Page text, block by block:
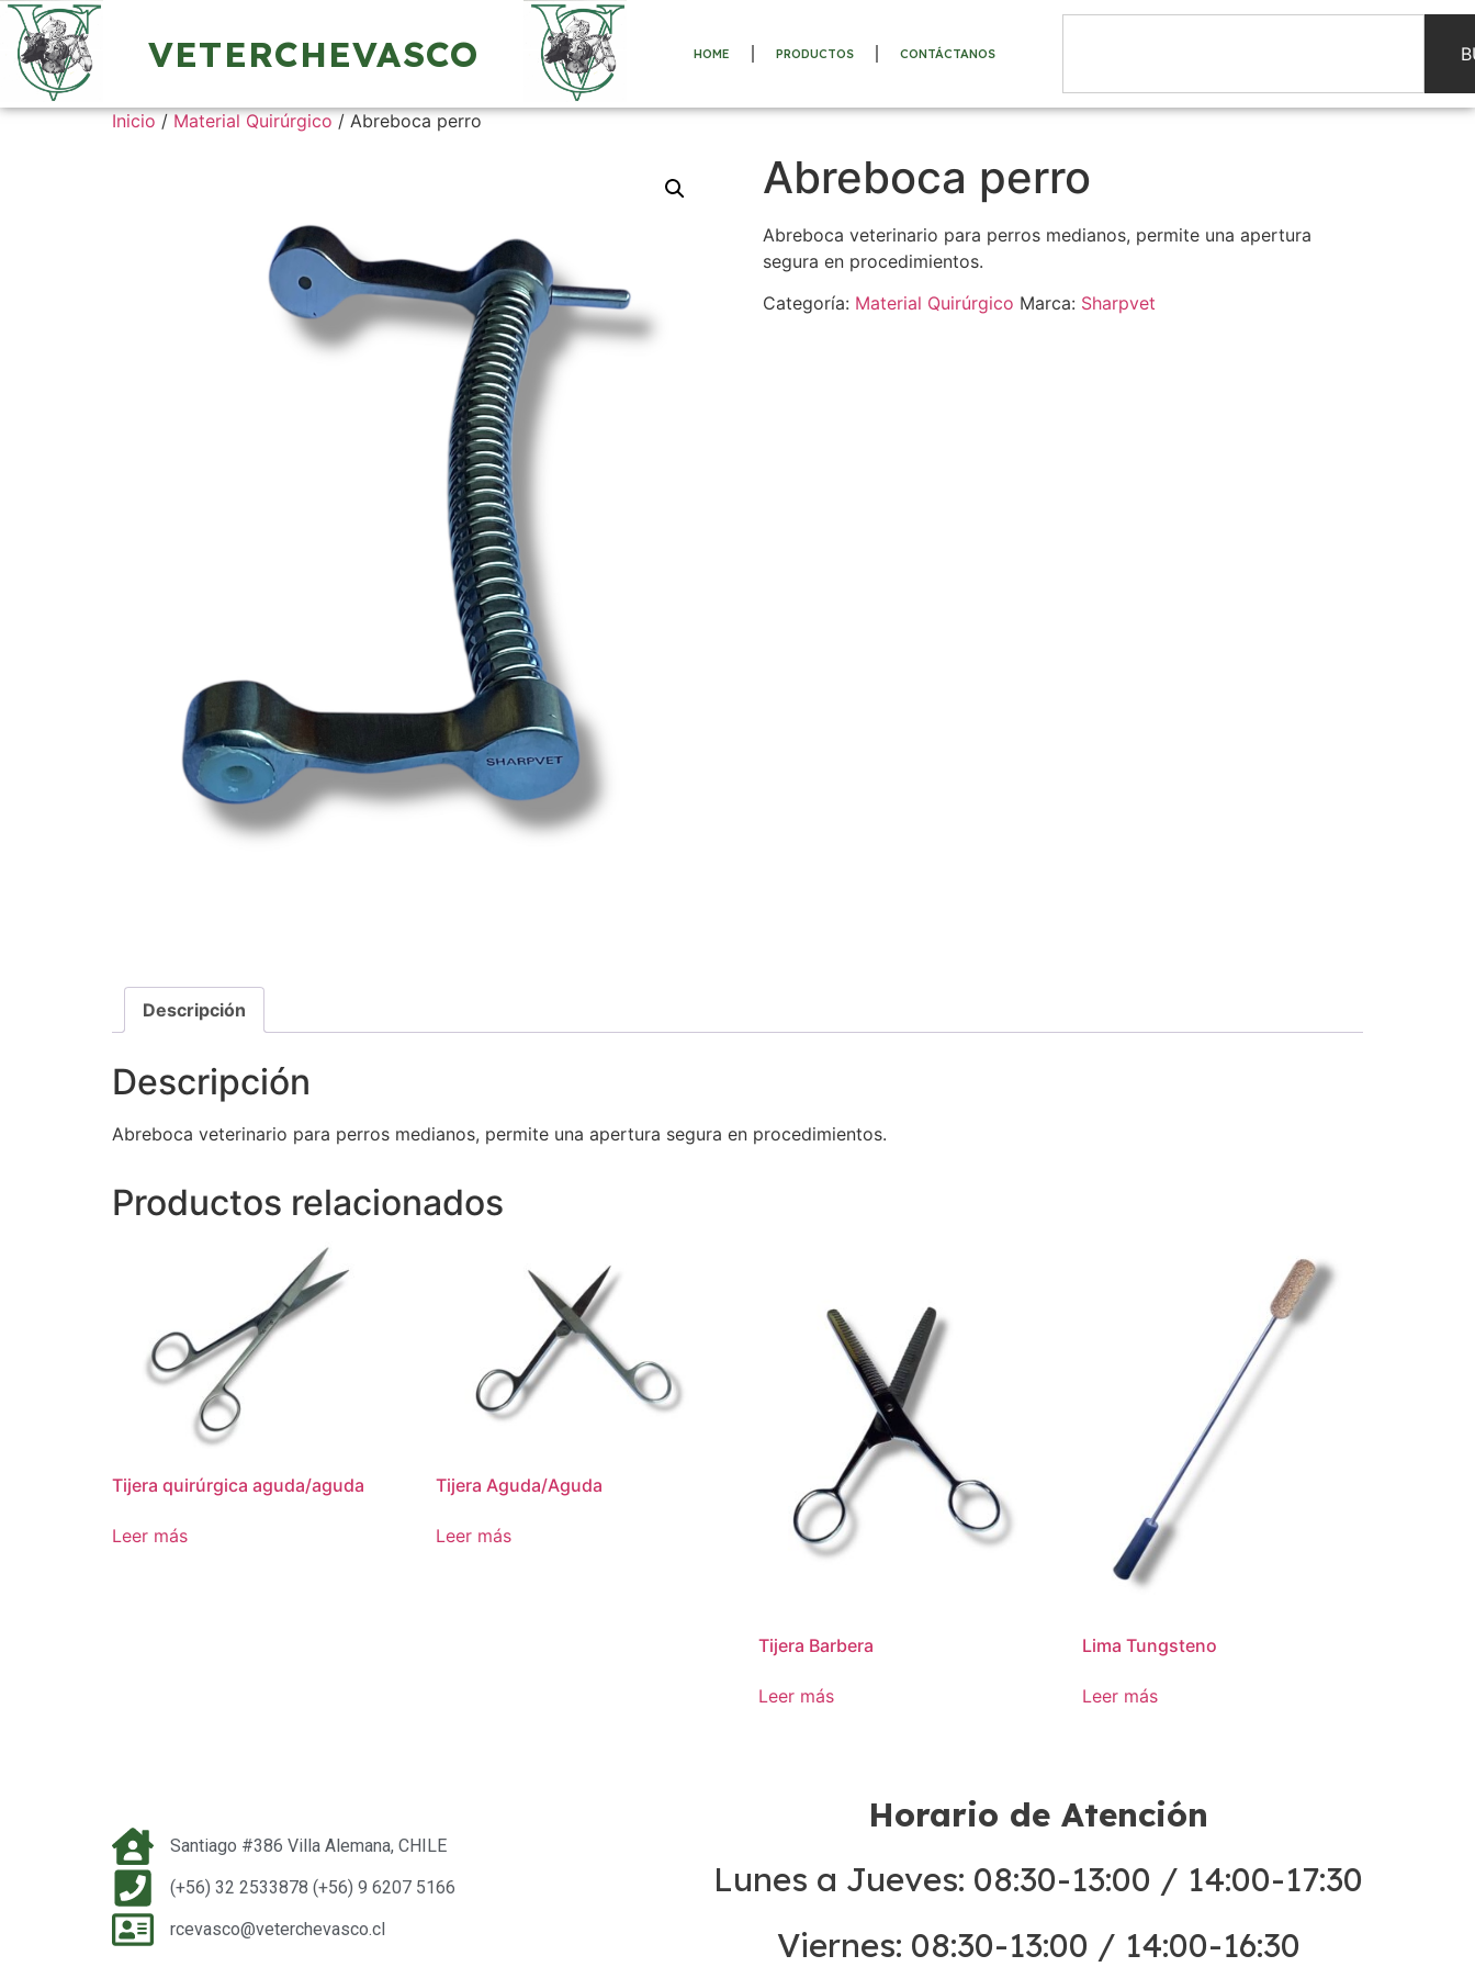
VETERCHEVASCO HOME PRODUCTOS CONTÁCTANOS
Inicio/Material Quirúrgico/ Abreboca perro
Abreboca perro
Abreboca veterinario para perros medianos, permite una apertura
segura en procedimientos.
Categoría: Material Quirúrgico Marca: Sharpvet
Descripción
Descripción
Abreboca veterinario para perros medianos, permite una apertura segura en procedimientos.
Productos relacionados
Tijera quirúrgica aguda/aguda
Leer más
Tijera Aguda/Aguda
Leer más
Tijera Barbera
Leer más
Lima Tungsteno
Leer más
Santiago #386 Villa Alemana, CHILE
(+56) 32 2533878 (+56) 9 6207 5166
rcevasco@veterchevasco.cl
Horario de Atención
Lunes a Jueves: 08:30-13:00 / 14:00-17:30
Viernes: 08:30-13:00 / 14:00-16:30